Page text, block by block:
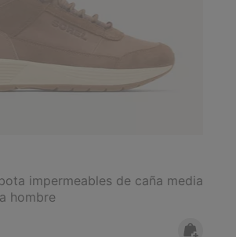
impermeables de caña media
hombre